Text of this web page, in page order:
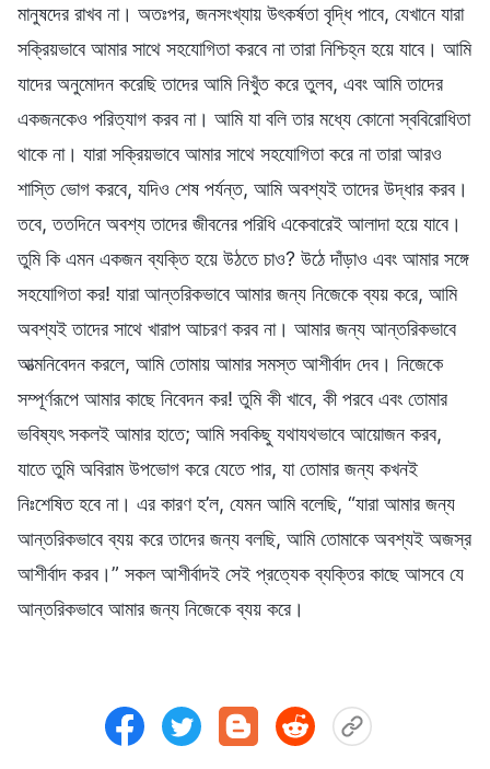
মানুষদের রাখব না। অতঃপর, জনসংখ্যায় উৎকর্ষতা বৃদ্ধি পাবে, যেখানে যারা
সক্রিয়ভাবে আমার সাথে সহযোগিতা করবে না তারা নিশ্চিহ্ন হয়ে যাবে। আমি
যাদের অনুমোদন করেছি তাদের আমি নিখুঁত করে তুলব, এবং আমি তাদের
একজনকেও পরিত্যাগ করব না। আমি যা বলি তার মধ্যে কোনো স্ববিরোধিতা
থাকে না। যারা সক্রিয়ভাবে আমার সাথে সহযোগিতা করে না তারা আরও
শাস্তি ভোগ করবে, যদিও শেষ পর্যন্ত, আমি অবশ্যই তাদের উদ্ধার করব।
তবে, ততদিনে অবশ্য তাদের জীবনের পরিধি একেবারেই আলাদা হয়ে যাবে।
তুমি কি এমন একজন ব্যক্তি হয়ে উঠতে চাও? উঠে দাঁড়াও এবং আমার সঙ্গে
সহযোগিতা কর! যারা আন্তরিকভাবে আমার জন্য নিজেকে ব্যয় করে, আমি
অবশ্যই তাদের সাথে খারাপ আচরণ করব না। আমার জন্য আন্তরিকভাবে
আত্মনিবেদন করলে, আমি তোমায় আমার সমস্ত আশীর্বাদ দেব। নিজেকে
সম্পূর্ণরূপে আমার কাছে নিবেদন কর! তুমি কী খাবে, কী পরবে এবং তোমার
ভবিষ্যৎ সকলই আমার হাতে; আমি সবকিছু যথাযথভাবে আয়োজন করব,
যাতে তুমি অবিরাম উপভোগ করে যেতে পার, যা তোমার জন্য কখনই
নিঃশেষিত হবে না। এর কারণ হ’ল, যেমন আমি বলেছি, “যারা আমার জন্য
আন্তরিকভাবে ব্যয় করে তাদের জন্য বলছি, আমি তোমাকে অবশ্যই অজস্র
আশীর্বাদ করব।” সকল আশীর্বাদই সেই প্রত্যেক ব্যক্তির কাছে আসবে যে
আন্তরিকভাবে আমার জন্য নিজেকে ব্যয় করে।